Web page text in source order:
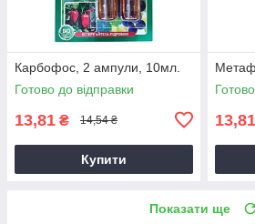
Карбофос, 2 ампули, 10мл.
Готово до відправки
13,81 ₴ 14,54 ₴
Купити
13,81
Показати ще